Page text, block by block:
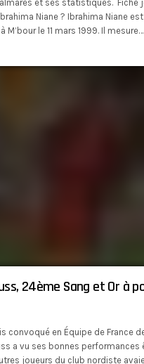
et ses statistiques. Fiche
Niane ? Ibrahima Niane
M’bour le 11 mars 1999. Il mesure…
24ème Sang et Or à
convoqué en Équipe de France
a vu ses bonnes performances
joueurs du club nordiste